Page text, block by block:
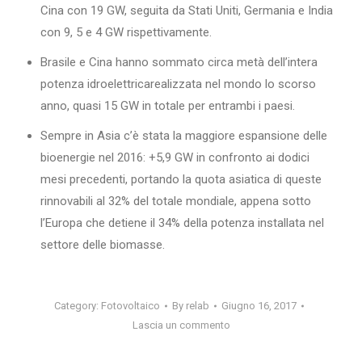
Cina con 19 GW, seguita da Stati Uniti, Germania e India
con 9, 5 e 4 GW rispettivamente.
Brasile e Cina hanno sommato circa metà dell’intera
potenza idroelettricarealizzata nel mondo lo scorso
anno, quasi 15 GW in totale per entrambi i paesi.
Sempre in Asia c’è stata la maggiore espansione delle
bioenergie nel 2016: +5,9 GW in confronto ai dodici
mesi precedenti, portando la quota asiatica di queste
rinnovabili al 32% del totale mondiale, appena sotto
l’Europa che detiene il 34% della potenza installata nel
settore delle biomasse.
Category: Fotovoltaico By relab
Giugno 16, 2017
Lascia un commento